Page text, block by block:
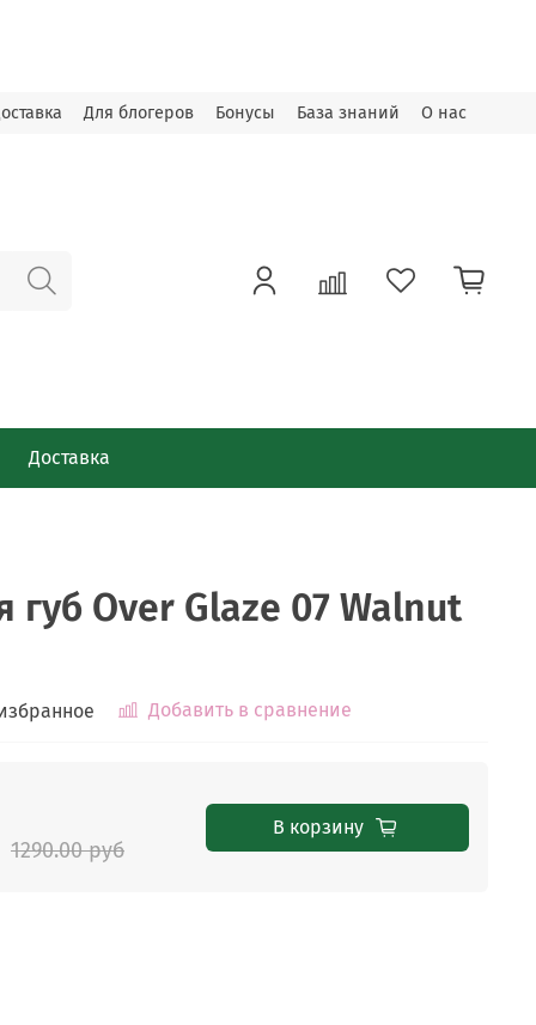
Для блогеров Бонусы База знаний О нас
Доставка
губ Over Glaze 07 Walnut
Добавить в сравнение
1290.00 руб
В корзину